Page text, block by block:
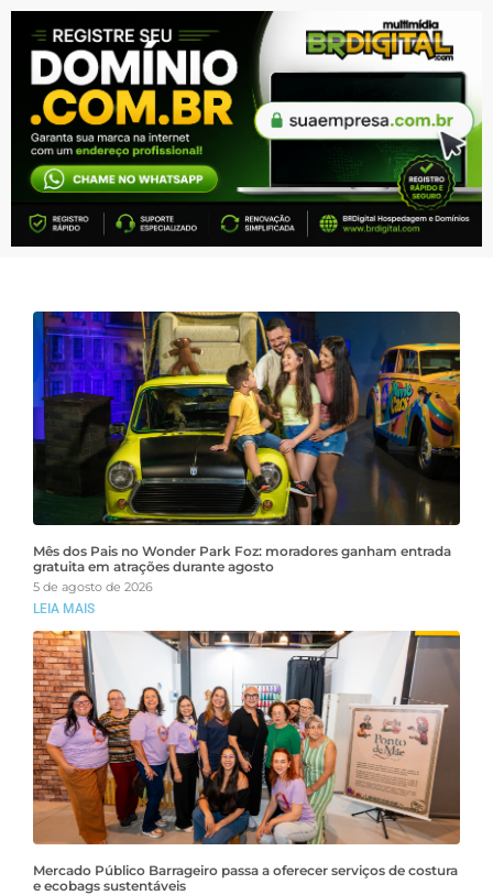
Mês dos Pais no Wonder Park Foz: moradores ganham entrada
gratuita em atrações durante agosto
5 de agosto de 2026
LEIA MAIS
Mercado Público Barrageiro passa a oferecer serviços de costura
e ecobags sustentáveis